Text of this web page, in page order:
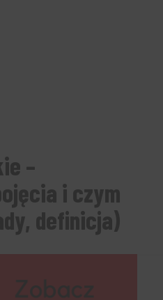
–
i czym
definicja)